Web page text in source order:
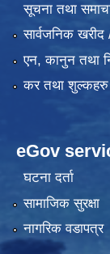
सूचना तथा
सार्वजनिक
एन, कानुन तथा
कर तथा शुल्कहरु
eGov
घटना दर्ता
सामाजिक सुरक्षा
नागरिक वडापत्र